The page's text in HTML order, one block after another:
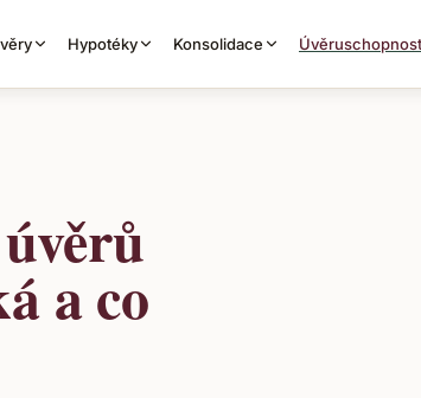
Hypotéky Konsolidace Úvěruschopnost
a co